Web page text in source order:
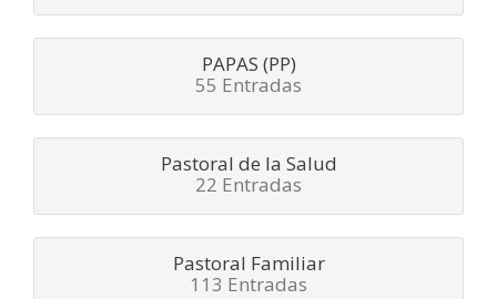
PAPAS (PP)
55 Entradas
Pastoral de la Salud
22 Entradas
Pastoral Familiar
113 Entradas